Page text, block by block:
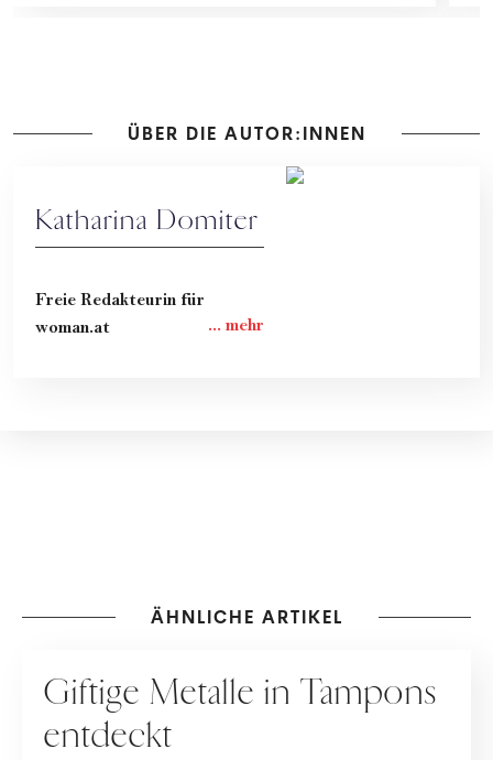
ÜBER DIE AUTOR:INNEN
Katharina Domiter
Freie Redakteurin für
woman.at
ÄHNLICHE ARTIKEL
Giftige Metalle in Tampons
entdeckt